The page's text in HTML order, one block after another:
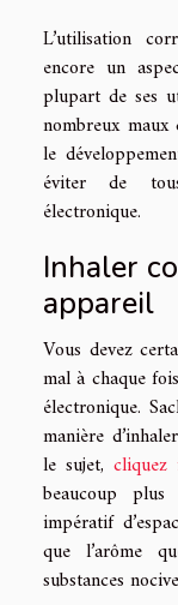
L’utilisation
encore un
plupart de ses
nombreux maux
le
éviter de
électronique.
Inhaler
appareil
Vous devez
mal à chaque
électronique.
manière
le sujet, cliquez
beaucoup
impératif
que l’arôme
substances